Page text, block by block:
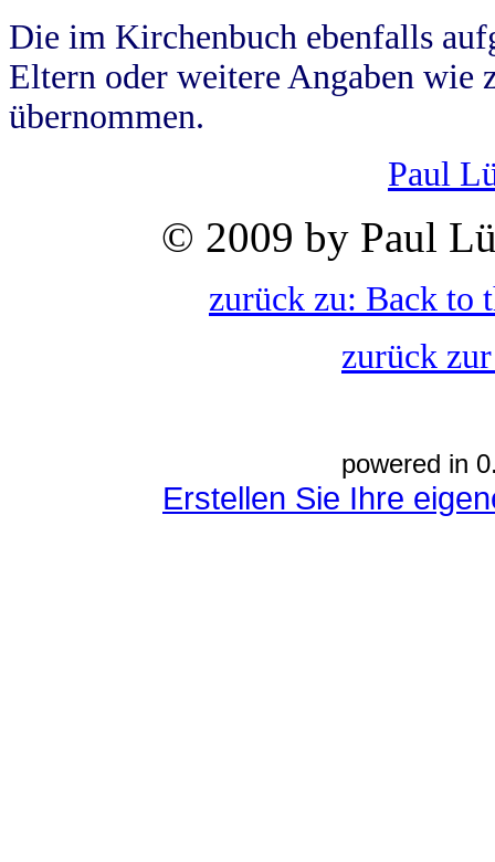
Die im Kirchenbuch ebenfalls
Eltern oder weitere Angaben wie
übernommen.
Paul
© 2009 by Paul
zurück zu: Back to
zurück
powered in
Erstellen Sie Ihre